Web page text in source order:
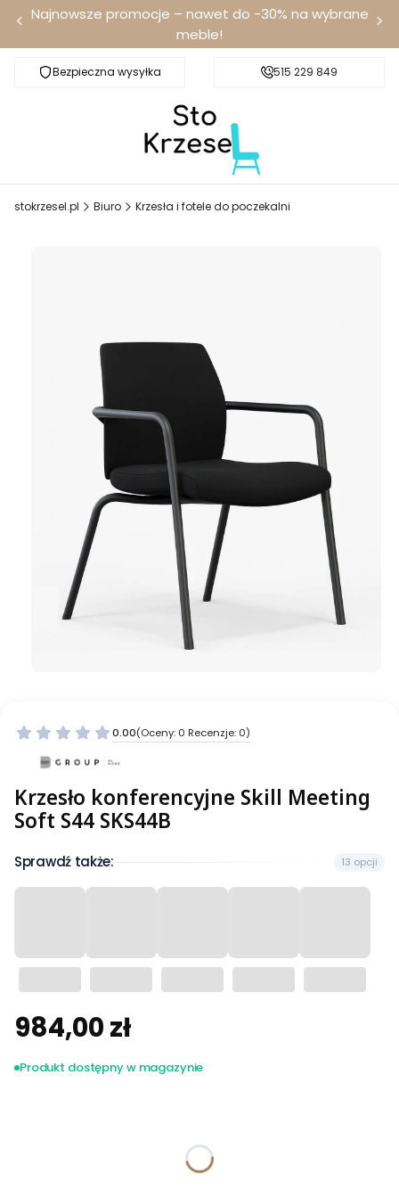
Najnowsze promocje – nawet do -30% na wybrane
meble!
Bezpieczna wysyłka Darmowa dostawa od 100 zł
515 229 849
stokrzesel.pl Biuro Krzesła i fotele do poczekalni
0.00(Oceny: 0 Recenzje: 0)
Krzesło konferencyjne Skill Meeting
Soft S44 SKS44B
Sprawdź także: 13 opcji
Cena
984,00 zł
Produkt dostępny w magazynie